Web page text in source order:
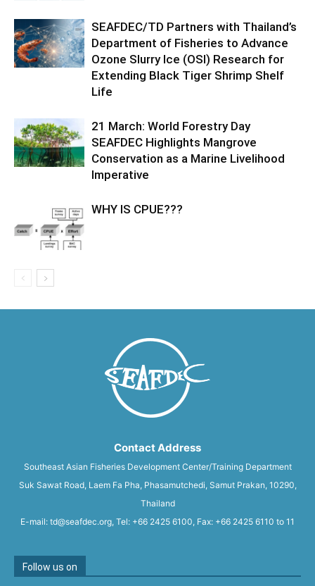
SEAFDEC/TD Partners with Thailand’s
Department of Fisheries to Advance
Ozone Slurry Ice (OSI) Research for
Extending Black Tiger Shrimp Shelf
Life
21 March: World Forestry Day
SEAFDEC Highlights Mangrove
Conservation as a Marine Livelihood
Imperative
WHY IS CPUE???
Contact Address
Southeast Asian Fisheries Development Center/Training Department
Suk Sawat Road, Laem Fa Pha, Phasamutchedi, Samut Prakan, 10290,
Thailand
E-mail: td@seafdec.org, Tel: +66 2425 6100, Fax: +66 2425 6110 to 11
Follow us on